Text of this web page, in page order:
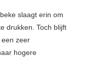
slaagt erin om
drukken. Toch blijft
zeer
hogere